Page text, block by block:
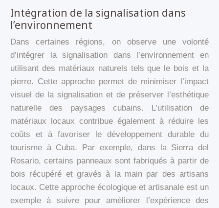
Intégration de la signalisation dans
l’environnement
Dans certaines régions, on observe une volonté
d’intégrer la signalisation dans l’environnement en
utilisant des matériaux naturels tels que le bois et la
pierre. Cette approche permet de minimiser l’impact
visuel de la signalisation et de préserver l’esthétique
naturelle des paysages cubains. L’utilisation de
matériaux locaux contribue également à réduire les
coûts et à favoriser le développement durable du
tourisme à Cuba. Par exemple, dans la Sierra del
Rosario, certains panneaux sont fabriqués à partir de
bois récupéré et gravés à la main par des artisans
locaux. Cette approche écologique et artisanale est un
exemple à suivre pour améliorer l’expérience des